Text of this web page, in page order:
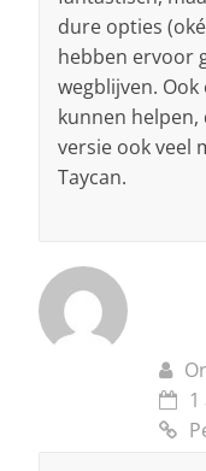
dure opties
hebben ervoor
wegblijven.
kunnen
versie ook veel
Taycan.
1